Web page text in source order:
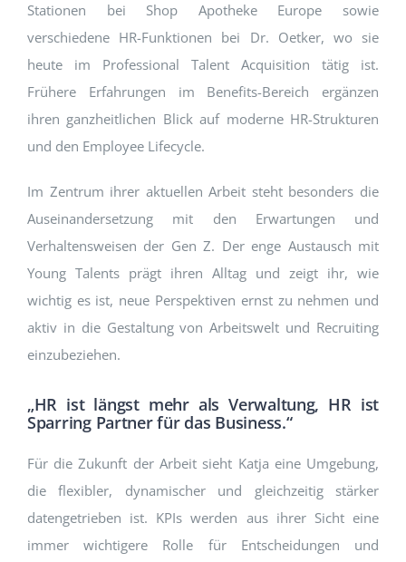
Stationen bei Shop Apotheke Europe sowie
verschiedene HR-Funktionen bei Dr. Oetker, wo sie
heute im Professional Talent Acquisition tätig ist.
Frühere Erfahrungen im Benefits-Bereich ergänzen
ihren ganzheitlichen Blick auf moderne HR-Strukturen
und den Employee Lifecycle.
Im Zentrum ihrer aktuellen Arbeit steht besonders die
Auseinandersetzung mit den Erwartungen und
Verhaltensweisen der Gen Z. Der enge Austausch mit
Young Talents prägt ihren Alltag und zeigt ihr, wie
wichtig es ist, neue Perspektiven ernst zu nehmen und
aktiv in die Gestaltung von Arbeitswelt und Recruiting
einzubeziehen.
„HR ist längst mehr als Verwaltung, HR ist
Sparring Partner für das Business.“
Für die Zukunft der Arbeit sieht Katja eine Umgebung,
die flexibler, dynamischer und gleichzeitig stärker
datengetrieben ist. KPIs werden aus ihrer Sicht eine
immer wichtigere Rolle für Entscheidungen und